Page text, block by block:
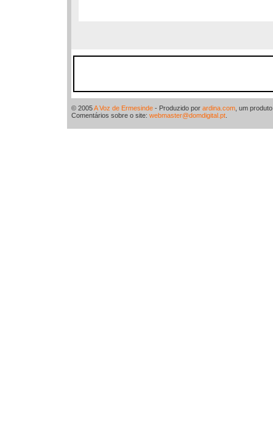
© 2005A Voz de Ermesinde - Produzido por ardina.com , um
Comentários sobre o site: webmaster@domdigital.pt